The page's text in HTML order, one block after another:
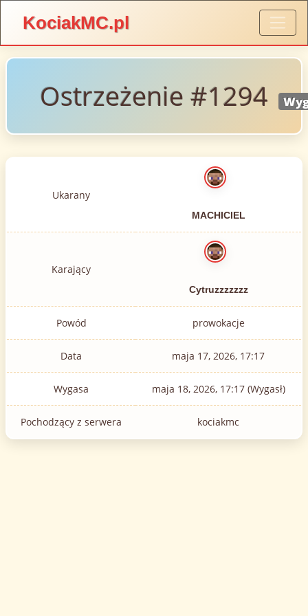
KociakMC.pl
Ostrzeżenie #1294
Ukarany
MACHICIEL
Karający
Cytruzzzzzzz
Powód prowokacje
Data maja 17, 2026, 17:17
Wygasa maja 18, 2026, 17:17 (Wygasł)
Pochodzący z serwera kociakmc